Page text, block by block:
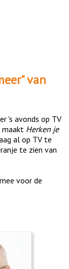
" van
's avonds op TV
maakt Herken je
al op TV te
te zien van
voor de